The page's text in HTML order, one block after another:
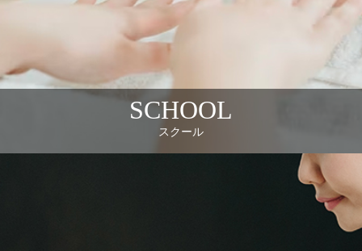
SCHOOL
スクール